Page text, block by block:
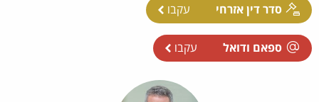
סדר דין אזרחי עקבו
ספאם ודואל עקבו